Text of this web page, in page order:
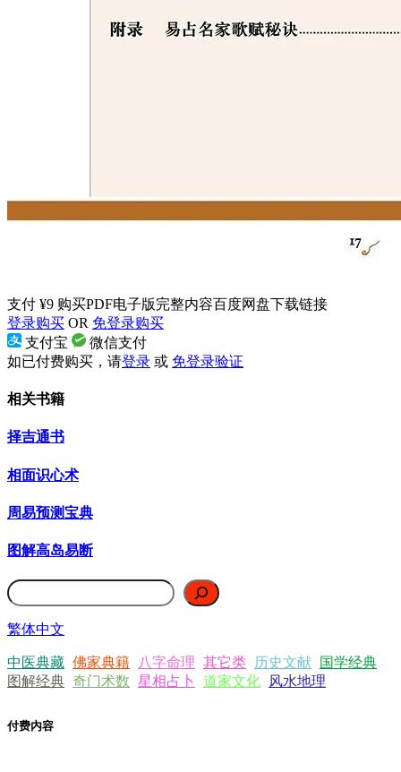
支付 ¥9 购买PDF电子版完整内容百度网盘下载链接
登录购买 OR 免登录购买
支付宝
微信支付
如已付费购买，请登录 或 免登录验证
相关书籍
择吉通书
相面识心术
周易预测宝典
图解高岛易断
搜索
繁体中文
中医典藏 佛家典籍 八字命理 其它类 历史文献
国学经典
图解经典 奇门术数 星相占卜 道家文化 风水地理
付费内容